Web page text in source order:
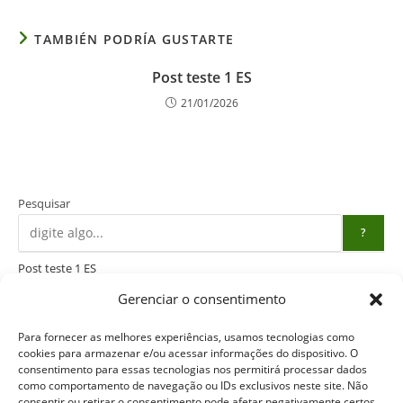
Gerenciar o consentimento
Para fornecer as melhores experiências, usamos tecnologias como
cookies para armazenar e/ou acessar informações do dispositivo. O
consentimento para essas tecnologias nos permitirá processar dados
como comportamento de navegação ou IDs exclusivos neste site. Não
TAMBIÉN PODRÍA GUSTARTE
Post teste 1 ES
21/01/2026
Pesquisar
?
Post teste 1 ES
em espanhol
Categorías
Seleccionar Categoría